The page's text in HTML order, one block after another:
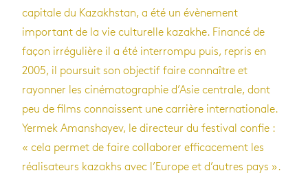
capitale du Kazakhstan, a été un évènement
important de la vie culturelle kazakhe. Financé de
façon irrégulière il a été interrompu puis, repris en
2005, il poursuit son objectif faire connaître et
rayonner les cinématographie d’Asie centrale, dont
peu de films connaissent une carrière internationale.
Yermek Amanshayev, le directeur du festival confie :
« cela permet de faire collaborer efficacement les
réalisateurs kazakhs avec l’Europe et d’autres pays ».